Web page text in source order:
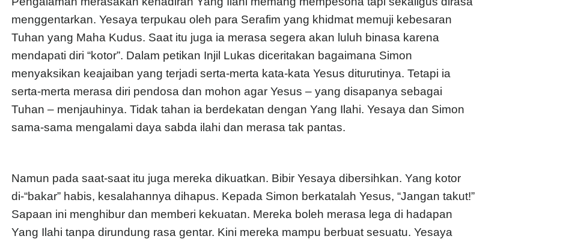
menggentarkan. Yesaya terpukau oleh para Serafim yang khidmat memuji kebesaran
Tuhan yang Maha Kudus. Saat itu juga ia merasa segera akan luluh binasa karena
mendapati diri “kotor”. Dalam petikan Injil Lukas diceritakan bagaimana Simon
menyaksikan keajaiban yang terjadi serta-merta kata-kata Yesus diturutinya. Tetapi ia
serta-merta merasa diri pendosa dan mohon agar Yesus – yang disapanya sebagai
Tuhan – menjauhinya. Tidak tahan ia berdekatan dengan Yang Ilahi. Yesaya dan Simon
sama-sama mengalami daya sabda ilahi dan merasa tak pantas.
Namun pada saat-saat itu juga mereka dikuatkan. Bibir Yesaya dibersihkan. Yang kotor
di-“bakar” habis, kesalahannya dihapus. Kepada Simon berkatalah Yesus, “Jangan takut!”
Sapaan ini menghibur dan memberi kekuatan. Mereka boleh merasa lega di hadapan
Yang Ilahi tanpa dirundung rasa gentar. Kini mereka mampu berbuat sesuatu. Yesaya